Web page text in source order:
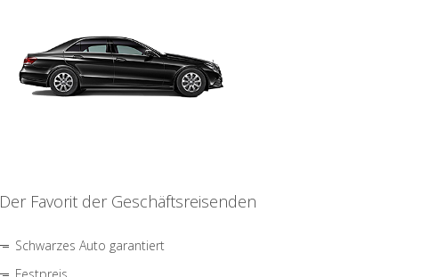
Der Favorit der Geschäftsreisenden
Schwarzes Auto garantiert